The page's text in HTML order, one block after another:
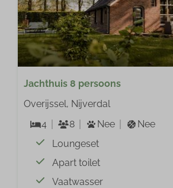
Jachthuis 8 persoons
Overijssel, Nijverdal
4
8 Nee
Nee
Loungeset
Apart toilet
Vaatwasser